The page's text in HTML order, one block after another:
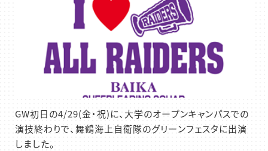
GW初日の4/29(金・祝)に、大学のオープンキャンパスでの
演技終わりで、舞鶴海上自衛隊のグリーンフェスタに出演
しました。